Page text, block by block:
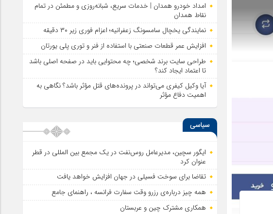
امداد خودرو همدان | خدمات سریع، شبانه‌روزی و مطمئن در تمام
نقاط همدان
نمایندگی یخچال سامسونگ زعفرانیه؛ اعزام فوری زیر ۳۰ دقیقه
افزایش عمر قطعات صنعتی با استفاده از فنر و توری پلی یورتان
طراحی سایت برند شخصی؛ چه محتوایی باید در صفحه اصلی باشد
تا اعتماد ایجاد کند؟
آیا وکیل کیفری می‌تواند در پرونده‌های قتل مؤثر باشد؟ نگاهی به
اهمیت دفاع مؤثر
سیاسی
ایگور سچین، مدیرعامل روس‌نفت در یک مجمع بین المللی در قطر
عنوان کرد
تقاضا برای سوخت فسیلی در جهان افزایش خواهد یافت
همه چیز درباره‌ی رزرو وقت سفارت فرانسه ، راهنمای جامع
همکاری مشترک چین و عربستان